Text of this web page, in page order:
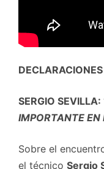
SERGIO SEVILLA:
IMPORTANTE EN
Sobre el
el técnico Sergio